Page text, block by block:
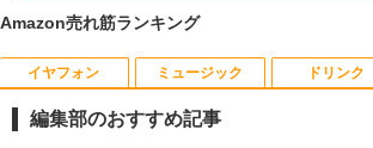
1 YOGAポーズの教科書
￥2,090
Amazon売れ筋ランキング
イヤフォン ミュージック ドリンク
編集部のおすすめ記事